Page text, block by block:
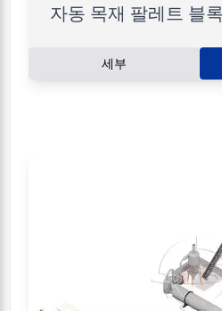
자동 목재 팔레트 블
세부